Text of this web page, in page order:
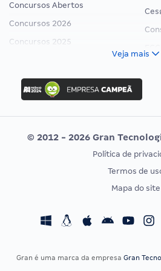
Concursos Abertos
Concursos 2026
Concursos 2025
Concurso Ibama
Concurso MPU
Editais publicados
CONCURSOS POR PROFISSÃO
Concursos Fiscais
Veja mais
© 2012 - 2026 Gran
Política de
Termos de
Mapa do site
Gran é uma marca da empresa Gran